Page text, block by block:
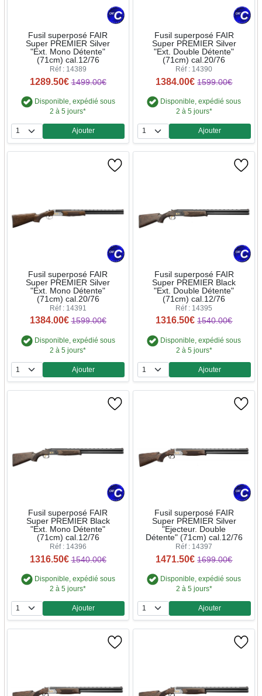
Fusil superposé FAIR
Super PREMIER Silver
"Ext. Mono Détente"
(71cm) cal.12/76
Réf : 14389
1289.50€ 1499.00€
Disponible, expédié sous
2 à 5 jours*
Quantité
Ajouter
Fusil superposé FAIR
Super PREMIER Silver
"Ext. Double Détente"
(71cm) cal.20/76
Réf : 14390
1384.00€ 1599.00€
Disponible, expédié sous
2 à 5 jours*
Quantité
Ajouter
Fusil superposé FAIR
Super PREMIER Silver
"Ext. Mono Détente"
(71cm) cal.20/76
Réf : 14391
1384.00€ 1599.00€
Disponible, expédié sous
2 à 5 jours*
Quantité
Ajouter
Fusil superposé FAIR
Super PREMIER Black
"Ext. Double Détente"
(71cm) cal.12/76
Réf : 14395
1316.50€ 1540.00€
Disponible, expédié sous
2 à 5 jours*
Quantité
Ajouter
Fusil superposé FAIR
Super PREMIER Black
"Ext. Mono Détente"
(71cm) cal.12/76
Réf : 14396
1316.50€ 1540.00€
Disponible, expédié sous
2 à 5 jours*
Quantité
Ajouter
Fusil superposé FAIR
Super PREMIER Silver
"Ejecteur. Double
Détente" (71cm) cal.12/76
Réf : 14397
1471.50€ 1699.00€
Disponible, expédié sous
2 à 5 jours*
Quantité
Ajouter